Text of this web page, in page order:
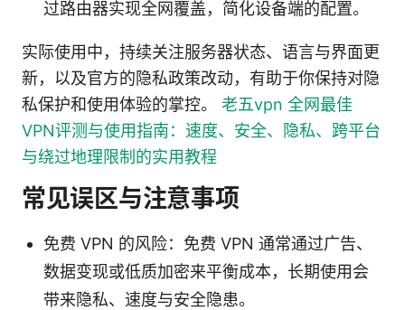
过路由器实现全网覆盖，简化设备端的配置。
实际使用中，持续关注服务器状态、语言与界面更
新，以及官方的隐私政策改动，有助于你保持对隐
私保护和使用体验的掌控。 老五vpn 全网最佳
VPN评测与使用指南：速度、安全、隐私、跨平台
与绕过地理限制的实用教程
常见误区与注意事项
免费 VPN 的风险：免费 VPN 通常通过广告、
数据变现或低质加密来平衡成本，长期使用会
带来隐私、速度与安全隐患。